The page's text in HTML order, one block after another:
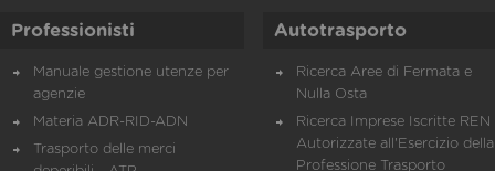
Professionisti
Manuale gestione utenze per
agenzie
Materia ADR-RID-ADN
Trasporto delle merci
Autotrasporto
Ricerca Aree di Fermata e
Nulla Osta
Ricerca Imprese Iscritte REN
Autorizzate all'Esercizio della
Professione Trasporto